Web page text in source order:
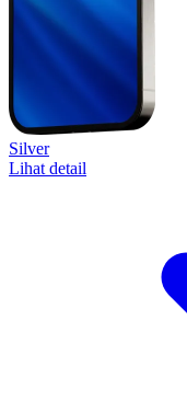
Silver
Lihat detail